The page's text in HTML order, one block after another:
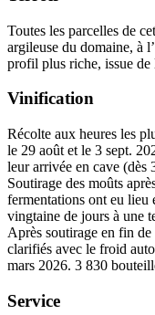
Toutes les parcelles de
argileuse du domaine, à
profil plus riche, issue de
Vinification
Récolte aux heures les
le 29 août et le 3 sept.
leur arrivée en cave (dès
Soutirage des moûts
fermentations ont eu lieu
vingtaine de jours à une
Après soutirage en fin de
clarifiés avec le froid
mars 2026. 3 830
Service